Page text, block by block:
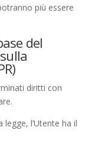
più essere
del
diritti con
l’Utente ha il